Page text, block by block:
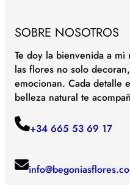
SOBRE NOSOTROS
Te doy la bienvenida a
las flores no solo
emocionan. Cada detalle
belleza natural te
+34 665 53 69 17